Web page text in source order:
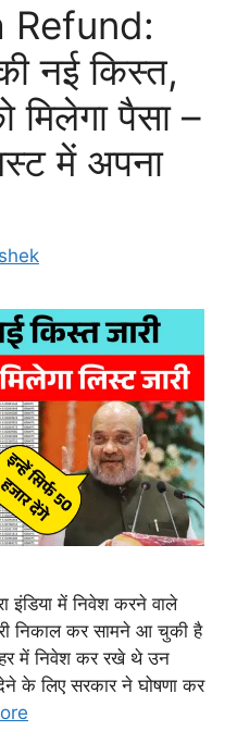
Refund:
नई किस्त,
मिलेगा पैसा –
में अपना
में निवेश करने वाले
निकाल कर सामने आ चुकी है
में निवेश कर रखे थे उन
के लिए सरकार ने घोषणा कर